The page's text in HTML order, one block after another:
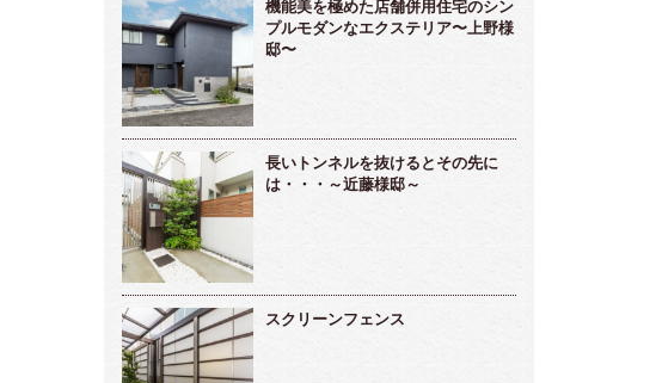
機能美を極めた店舗併用住宅のシン
プルモダンなエクステリア〜上野様
邸〜
長いトンネルを抜けるとその先に
は・・・～近藤様邸～
スクリーンフェンス